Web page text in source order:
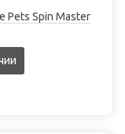
Pets Spin Master